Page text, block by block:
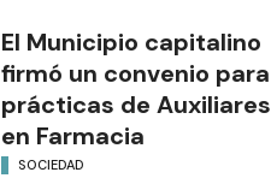
El Municipio capitalino
firmó un convenio para
prácticas de Auxiliares
en Farmacia
SOCIEDAD